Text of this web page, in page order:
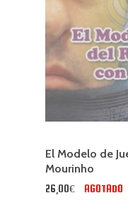
El Modelo de
Mourinho
26,00€ AGOTADO